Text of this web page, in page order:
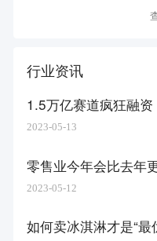
行业资讯
1.5万亿赛道疯狂融
2023-05-13
零售业今年会比去年
2023-05-12
如何卖冰淇淋才是“最